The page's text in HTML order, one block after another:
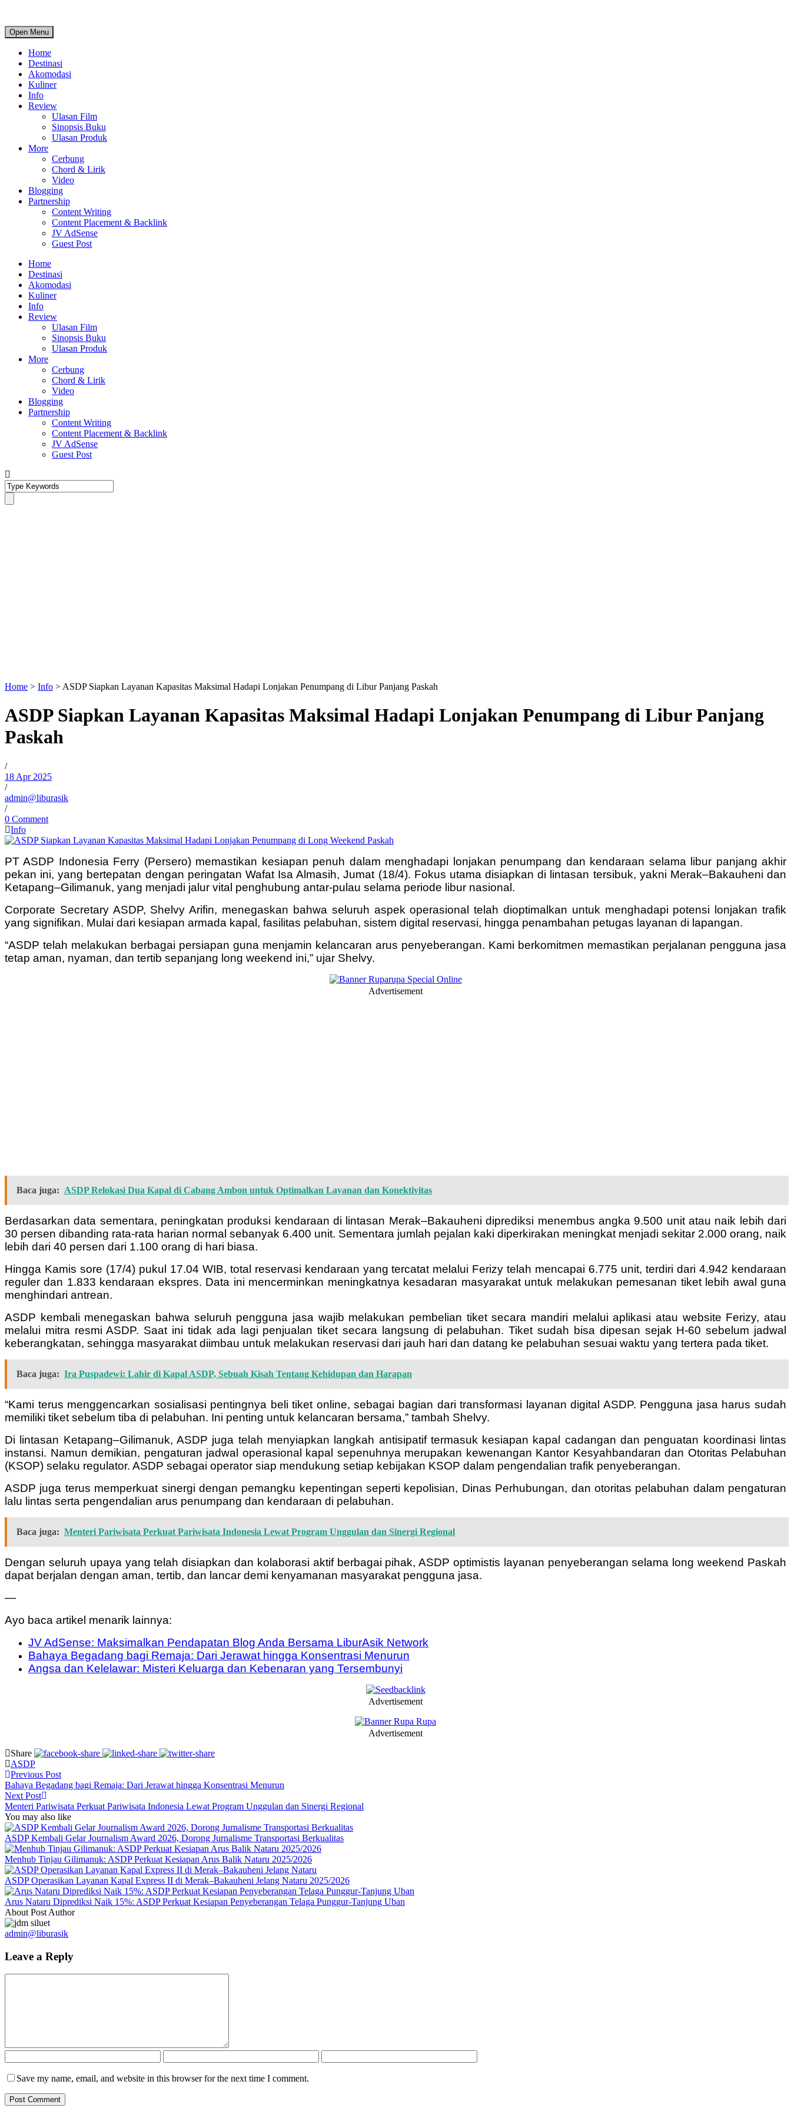
Open Menu
Home
Destinasi
Akomodasi
Kuliner
Info
Review
Ulasan Film
Sinopsis Buku
Ulasan Produk
More
Cerbung
Chord & Lirik
Video
Blogging
Partnership
Content Writing
Content Placement & Backlink
JV AdSense
Guest Post
Home
Destinasi
Akomodasi
Kuliner
Info
Review
Ulasan Film
Sinopsis Buku
Ulasan Produk
More
Cerbung
Chord & Lirik
Video
Blogging
Partnership
Content Writing
Content Placement & Backlink
JV AdSense
Guest Post
Home > Info > ASDP Siapkan Layanan Kapasitas Maksimal Hadapi Lonjakan Penumpang di Libur Panjang Paskah
ASDP Siapkan Layanan Kapasitas Maksimal Hadapi Lonjakan Penumpang di Libur Panjang
Paskah
/
18 Apr 2025
/
admin@liburasik
/
0 Comment
Info
PT ASDP Indonesia Ferry (Persero) memastikan kesiapan penuh dalam menghadapi lonjakan penumpang dan kendaraan selama libur panjang akhir
pekan ini, yang bertepatan dengan peringatan Wafat Isa Almasih, Jumat (18/4). Fokus utama disiapkan di lintasan tersibuk, yakni Merak–Bakauheni dan
Ketapang–Gilimanuk, yang menjadi jalur vital penghubung antar-pulau selama periode libur nasional.
Corporate Secretary ASDP, Shelvy Arifin, menegaskan bahwa seluruh aspek operasional telah dioptimalkan untuk menghadapi potensi lonjakan trafik
yang signifikan. Mulai dari kesiapan armada kapal, fasilitas pelabuhan, sistem digital reservasi, hingga penambahan petugas layanan di lapangan.
“ASDP telah melakukan berbagai persiapan guna menjamin kelancaran arus penyeberangan. Kami berkomitmen memastikan perjalanan pengguna jasa
tetap aman, nyaman, dan tertib sepanjang long weekend ini,” ujar Shelvy.
Advertisement
Baca juga: ASDP Relokasi Dua Kapal di Cabang Ambon untuk Optimalkan Layanan dan Konektivitas
Berdasarkan data sementara, peningkatan produksi kendaraan di lintasan Merak–Bakauheni diprediksi menembus angka 9.500 unit atau naik lebih dari
30 persen dibanding rata-rata harian normal sebanyak 6.400 unit. Sementara jumlah pejalan kaki diperkirakan meningkat menjadi sekitar 2.000 orang, naik
lebih dari 40 persen dari 1.100 orang di hari biasa.
Hingga Kamis sore (17/4) pukul 17.04 WIB, total reservasi kendaraan yang tercatat melalui Ferizy telah mencapai 6.775 unit, terdiri dari 4.942 kendaraan
reguler dan 1.833 kendaraan ekspres. Data ini mencerminkan meningkatnya kesadaran masyarakat untuk melakukan pemesanan tiket lebih awal guna
menghindari antrean.
ASDP kembali menegaskan bahwa seluruh pengguna jasa wajib melakukan pembelian tiket secara mandiri melalui aplikasi atau website Ferizy, atau
melalui mitra resmi ASDP. Saat ini tidak ada lagi penjualan tiket secara langsung di pelabuhan. Tiket sudah bisa dipesan sejak H-60 sebelum jadwal
keberangkatan, sehingga masyarakat diimbau untuk melakukan reservasi dari jauh hari dan datang ke pelabuhan sesuai waktu yang tertera pada tiket.
Baca juga: Ira Puspadewi: Lahir di Kapal ASDP, Sebuah Kisah Tentang Kehidupan dan Harapan
“Kami terus menggencarkan sosialisasi pentingnya beli tiket online, sebagai bagian dari transformasi layanan digital ASDP. Pengguna jasa harus sudah
memiliki tiket sebelum tiba di pelabuhan. Ini penting untuk kelancaran bersama,” tambah Shelvy.
Di lintasan Ketapang–Gilimanuk, ASDP juga telah menyiapkan langkah antisipatif termasuk kesiapan kapal cadangan dan penguatan koordinasi lintas
instansi. Namun demikian, pengaturan jadwal operasional kapal sepenuhnya merupakan kewenangan Kantor Kesyahbandaran dan Otoritas Pelabuhan
(KSOP) selaku regulator. ASDP sebagai operator siap mendukung setiap kebijakan KSOP dalam pengendalian trafik penyeberangan.
ASDP juga terus memperkuat sinergi dengan pemangku kepentingan seperti kepolisian, Dinas Perhubungan, dan otoritas pelabuhan dalam pengaturan
lalu lintas serta pengendalian arus penumpang dan kendaraan di pelabuhan.
Baca juga: Menteri Pariwisata Perkuat Pariwisata Indonesia Lewat Program Unggulan dan Sinergi Regional
Dengan seluruh upaya yang telah disiapkan dan kolaborasi aktif berbagai pihak, ASDP optimistis layanan penyeberangan selama long weekend Paskah
dapat berjalan dengan aman, tertib, dan lancar demi kenyamanan masyarakat pengguna jasa.
—
Ayo baca artikel menarik lainnya:
JV AdSense: Maksimalkan Pendapatan Blog Anda Bersama LiburAsik Network
Bahaya Begadang bagi Remaja: Dari Jerawat hingga Konsentrasi Menurun
Angsa dan Kelelawar: Misteri Keluarga dan Kebenaran yang Tersembunyi
Advertisement
Advertisement
Share
ASDP
Previous Post
Bahaya Begadang bagi Remaja: Dari Jerawat hingga Konsentrasi Menurun
Next Post
Menteri Pariwisata Perkuat Pariwisata Indonesia Lewat Program Unggulan dan Sinergi Regional
You may also like
ASDP Kembali Gelar Journalism Award 2026, Dorong Jurnalisme Transportasi Berkualitas
Menhub Tinjau Gilimanuk: ASDP Perkuat Kesiapan Arus Balik Nataru 2025/2026
ASDP Operasikan Layanan Kapal Express II di Merak–Bakauheni Jelang Nataru 2025/2026
Arus Nataru Diprediksi Naik 15%: ASDP Perkuat Kesiapan Penyeberangan Telaga Punggur-Tanjung Uban
About Post Author
admin@liburasik
Leave a Reply
Save my name, email, and website in this browser for the next time I comment.